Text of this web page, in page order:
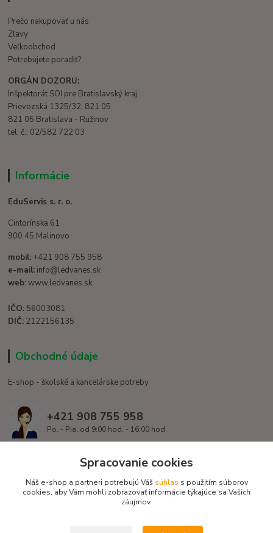
Prečo nakupovať u nás
Zľavy
Veľkoobchod
Potrebujete poradiť?
ORGÁN DOZORU:
Inšpektorát SOI pre Bratislavský kraj
Prievozská 1325/32, 821 05
821 05 Bratislava - Ružinov
tel. č.: 02/582 722 03
Informácie
EduServis s. r. o.
Cintorínska 61
900 45 Malinovo
mobil: +421 908 755 958
e-mail: info@ledvanes.sk
web: www.ledvanes.sk
IČO: 56003081
DIČ: 2122156135
Obchodné údaje
E-shop - školské a kancelárske potreby
+421 908 755 958
Po. - Pia. od 9:00 hod. - 16:00 hod.
info@ledvanes.skSpracovanie cookies
Náš e-shop a partneri potrebujú Váš súhlas s použitím súborov
cookies, aby Vám mohli zobrazovať informácie týkajúce sa Vašich
záujmov.